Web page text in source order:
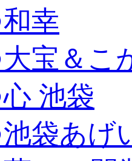
幸
宝＆こ
池袋
袋あげ